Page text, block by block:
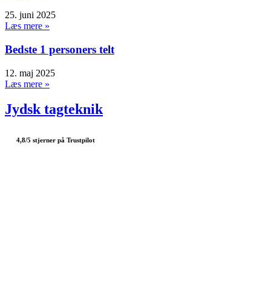
25. juni 2025
Læs mere »
Bedste 1 personers telt
12. maj 2025
Læs mere »
Jydsk tagteknik
4,8/5 stjerner på Trustpilot